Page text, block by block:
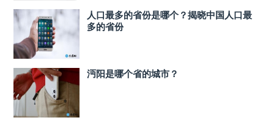
人口最多的省份是哪个？揭晓中国人口最
多的省份
沔阳是哪个省的城市？